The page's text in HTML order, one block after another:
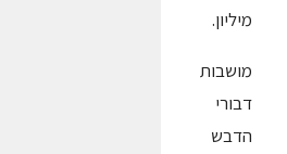
מיליון.
מושבות
דבורי
הדבש